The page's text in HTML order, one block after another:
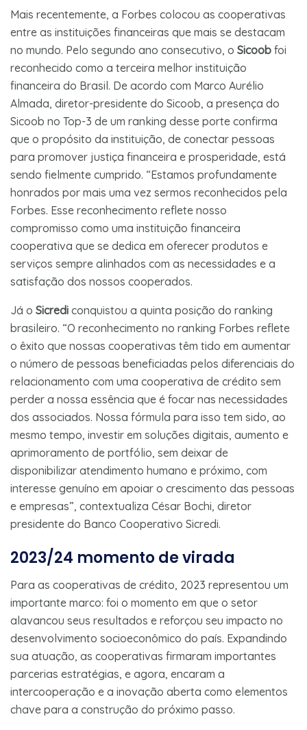
Mais recentemente, a Forbes colocou as cooperativas
entre as instituições financeiras que mais se destacam
no mundo. Pelo segundo ano consecutivo, o Sicoob foi
reconhecido como a terceira melhor instituição
financeira do Brasil. De acordo com Marco Aurélio
Almada, diretor-presidente do Sicoob, a presença do
Sicoob no Top-3 de um ranking desse porte confirma
que o propósito da instituição, de conectar pessoas
para promover justiça financeira e prosperidade, está
sendo fielmente cumprido. “Estamos profundamente
honrados por mais uma vez sermos reconhecidos pela
Forbes. Esse reconhecimento reflete nosso
compromisso como uma instituição financeira
cooperativa que se dedica em oferecer produtos e
serviços sempre alinhados com as necessidades e a
satisfação dos nossos cooperados.
Já o Sicredi conquistou a quinta posição do ranking
brasileiro. “O reconhecimento no ranking Forbes reflete
o êxito que nossas cooperativas têm tido em aumentar
o número de pessoas beneficiadas pelos diferenciais do
relacionamento com uma cooperativa de crédito sem
perder a nossa essência que é focar nas necessidades
dos associados. Nossa fórmula para isso tem sido, ao
mesmo tempo, investir em soluções digitais, aumento e
aprimoramento de portfólio, sem deixar de
disponibilizar atendimento humano e próximo, com
interesse genuíno em apoiar o crescimento das pessoas
e empresas”, contextualiza César Bochi, diretor
presidente do Banco Cooperativo Sicredi.
2023/24 momento de virada
Para as cooperativas de crédito, 2023 representou um
importante marco: foi o momento em que o setor
alavancou seus resultados e reforçou seu impacto no
desenvolvimento socioeconômico do país. Expandindo
sua atuação, as cooperativas firmaram importantes
parcerias estratégias, e agora, encaram a
intercooperação e a inovação aberta como elementos
chave para a construção do próximo passo.